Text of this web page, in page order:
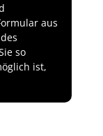
aus
so
ist,